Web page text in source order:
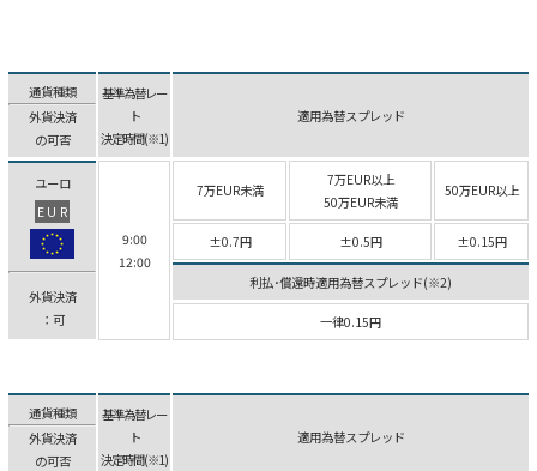
通貨種類
外貨決済
の可否
基準為替レー
ト
決定時間(※1)
適用為替スプレッド
ユーロ
EUR
外貨決済
：可
9:00
12:00
7万EUR未満
7万EUR以上
50万EUR未満
50万EUR以上
±0.7円 ±0.5円 ±0.15円
利払･償還時適用為替スプレッド(※2)
一律0.15円
通貨種類
外貨決済
の可否
基準為替レー
ト
決定時間(※1)
適用為替スプレッド